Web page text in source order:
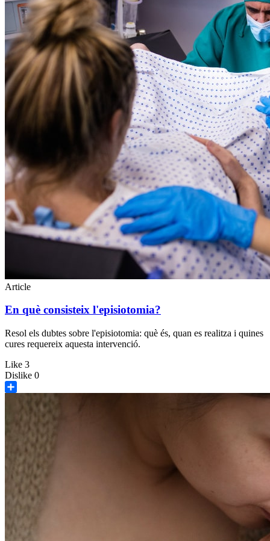
Article
En què consisteix l'episiotomia?
Resol els dubtes sobre l'episiotomia: què és, quan es realitza i quines
cures requereix aquesta intervenció.
Like 3
Dislike 0